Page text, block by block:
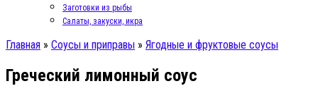
Заготовки из рыбы
Салаты, закуски, икра
Главная » Соусы и приправы » Ягодные и фруктовые соусы
Греческий лимонный соус